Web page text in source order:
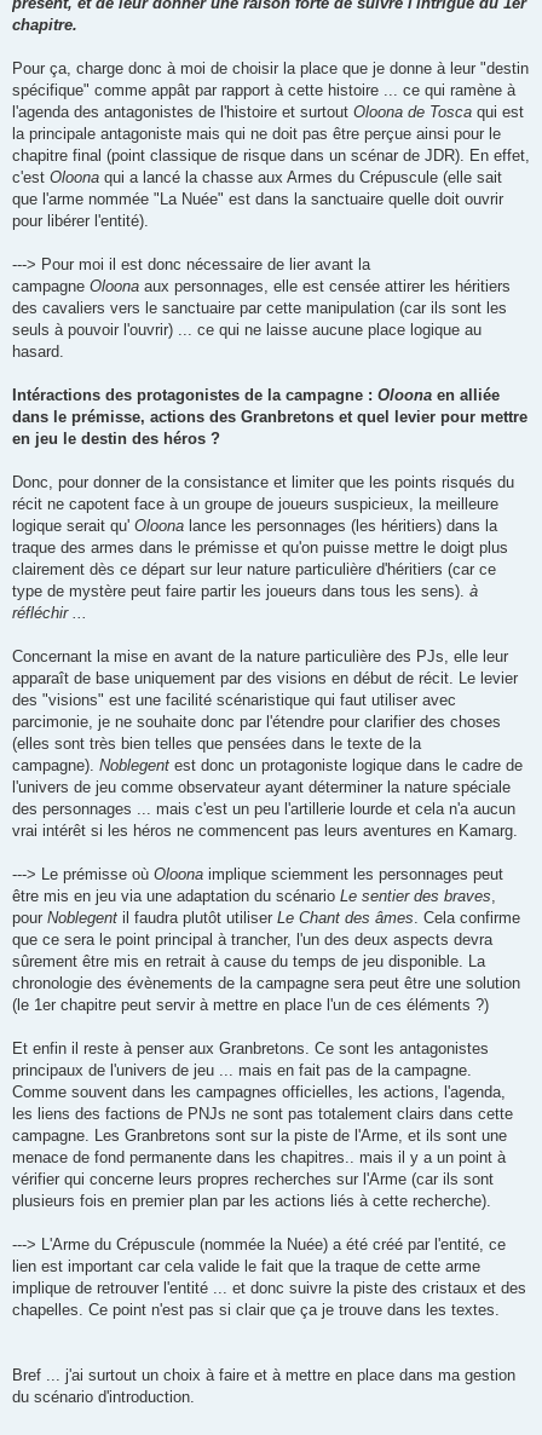
chapitre.
Pour ça, charge donc à moi de choisir la place que je donne à leur "destin
spécifique" comme appât par rapport à cette histoire ... ce qui ramène à
l'agenda des antagonistes de l'histoire et surtout Oloona de Tosca qui est
la principale antagoniste mais qui ne doit pas être perçue ainsi pour le
chapitre final (point classique de risque dans un scénar de JDR). En effet,
c'est Oloona qui a lancé la chasse aux Armes du Crépuscule (elle sait
que l'arme nommée "La Nuée" est dans la sanctuaire quelle doit ouvrir
pour libérer l'entité).
---> Pour moi il est donc nécessaire de lier avant la
campagne Oloona aux personnages, elle est censée attirer les héritiers
des cavaliers vers le sanctuaire par cette manipulation (car ils sont les
seuls à pouvoir l'ouvrir) ... ce qui ne laisse aucune place logique au
hasard.
Intéractions des protagonistes de la campagne : Oloona en alliée
dans le prémisse, actions des Granbretons et quel levier pour mettre
en jeu le destin des héros ?
Donc, pour donner de la consistance et limiter que les points risqués du
récit ne capotent face à un groupe de joueurs suspicieux, la meilleure
logique serait qu' Oloona lance les personnages (les héritiers) dans la
traque des armes dans le prémisse et qu'on puisse mettre le doigt plus
clairement dès ce départ sur leur nature particulière d'héritiers (car ce
type de mystère peut faire partir les joueurs dans tous les sens). à
réfléchir ...
Concernant la mise en avant de la nature particulière des PJs, elle leur
apparaît de base uniquement par des visions en début de récit. Le levier
des "visions" est une facilité scénaristique qui faut utiliser avec
parcimonie, je ne souhaite donc par l'étendre pour clarifier des choses
(elles sont très bien telles que pensées dans le texte de la
campagne). Noblegent est donc un protagoniste logique dans le cadre de
l'univers de jeu comme observateur ayant déterminer la nature spéciale
des personnages ... mais c'est un peu l'artillerie lourde et cela n'a aucun
vrai intérêt si les héros ne commencent pas leurs aventures en Kamarg.
---> Le prémisse où Oloona implique sciemment les personnages peut
être mis en jeu via une adaptation du scénario Le sentier des braves,
pour Noblegent il faudra plutôt utiliser Le Chant des âmes. Cela confirme
que ce sera le point principal à trancher, l'un des deux aspects devra
sûrement être mis en retrait à cause du temps de jeu disponible. La
chronologie des évènements de la campagne sera peut être une solution
(le 1er chapitre peut servir à mettre en place l'un de ces éléments ?)
Et enfin il reste à penser aux Granbretons. Ce sont les antagonistes
principaux de l'univers de jeu ... mais en fait pas de la campagne.
Comme souvent dans les campagnes officielles, les actions, l'agenda,
les liens des factions de PNJs ne sont pas totalement clairs dans cette
campagne. Les Granbretons sont sur la piste de l'Arme, et ils sont une
menace de fond permanente dans les chapitres.. mais il y a un point à
vérifier qui concerne leurs propres recherches sur l'Arme (car ils sont
plusieurs fois en premier plan par les actions liés à cette recherche).
---> L'Arme du Crépuscule (nommée la Nuée) a été créé par l'entité, ce
lien est important car cela valide le fait que la traque de cette arme
implique de retrouver l'entité ... et donc suivre la piste des cristaux et des
chapelles. Ce point n'est pas si clair que ça je trouve dans les textes.
Bref ... j'ai surtout un choix à faire et à mettre en place dans ma gestion
du scénario d'introduction.